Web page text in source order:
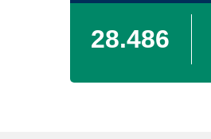
28.486